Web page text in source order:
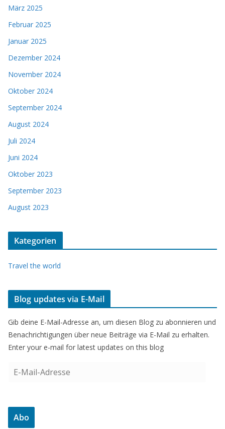
März 2025
Februar 2025
Januar 2025
Dezember 2024
November 2024
Oktober 2024
September 2024
August 2024
Juli 2024
Juni 2024
Oktober 2023
September 2023
August 2023
Kategorien
Travel the world
Blog updates via E-Mail
Gib deine E-Mail-Adresse an, um diesen Blog zu abonnieren und
Benachrichtigungen über neue Beiträge via E-Mail zu erhalten.
Enter your e-mail for latest updates on this blog
a
Abo